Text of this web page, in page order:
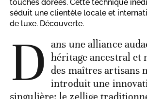
touches dorées. Cette technique
séduit une clientèle locale et
de luxe. Découverte.
D ans une alliance
héritage ancestral et
des maîtres artisans
introduit une